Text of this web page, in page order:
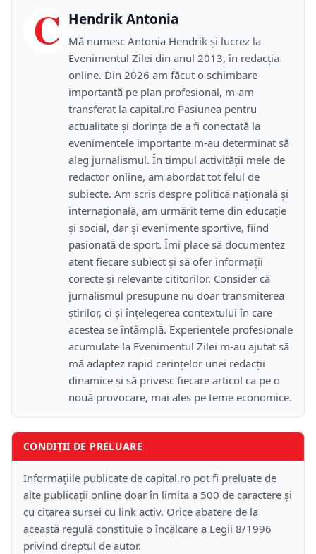
C Hendrik Antonia
Mă numesc Antonia Hendrik și lucrez la
Evenimentul Zilei din anul 2013, în redacția
online. Din 2026 am făcut o schimbare
importantă pe plan profesional, m-am
transferat la capital.ro Pasiunea pentru
actualitate și dorința de a fi conectată la
evenimentele importante m-au determinat să
aleg jurnalismul. În timpul activității mele de
redactor online, am abordat tot felul de
subiecte. Am scris despre politică națională și
internațională, am urmărit teme din educație
și social, dar și evenimente sportive, fiind
pasionată de sport. Îmi place să documentez
atent fiecare subiect și să ofer informații
corecte și relevante cititorilor. Consider că
jurnalismul presupune nu doar transmiterea
știrilor, ci și înțelegerea contextului în care
acestea se întâmplă. Experiențele profesionale
acumulate la Evenimentul Zilei m-au ajutat să
mă adaptez rapid cerințelor unei redacții
dinamice și să privesc fiecare articol ca pe o
nouă provocare, mai ales pe teme economice.
CONDIȚII DE PRELUARE
Informațiile publicate de capital.ro pot fi preluate de
alte publicații online doar în limita a 500 de caractere și
cu citarea sursei cu link activ. Orice abatere de la
această regulă constituie o încălcare a Legii 8/1996
privind dreptul de autor.